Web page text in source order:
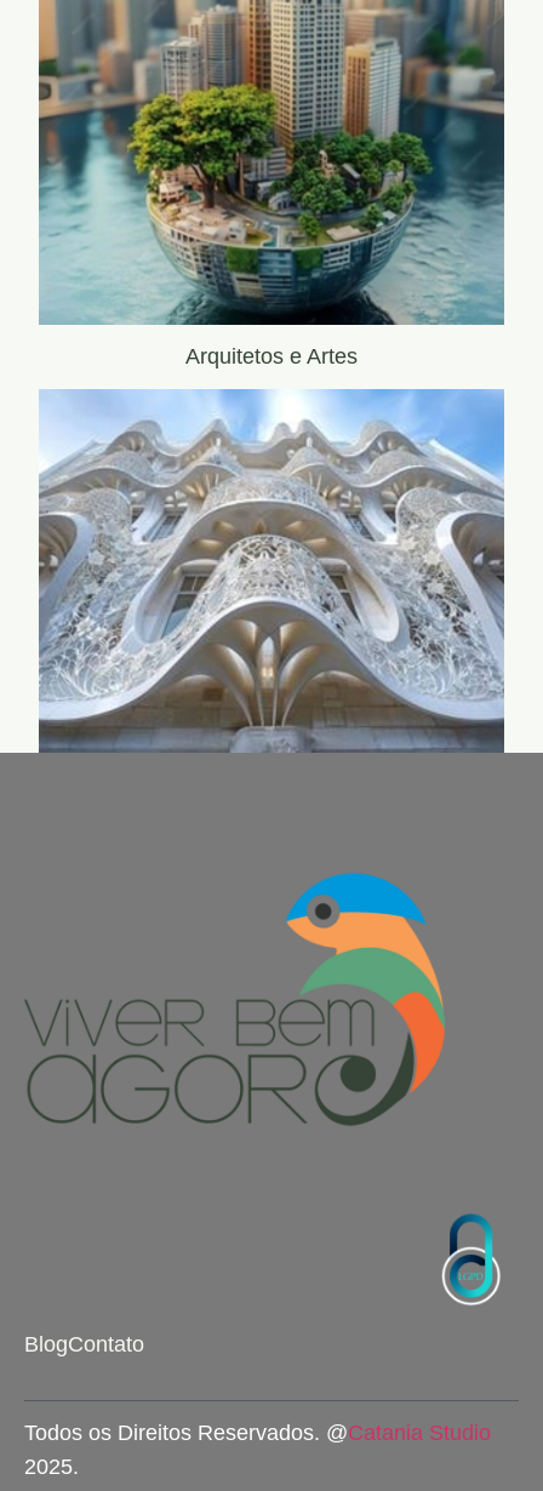
Arquitetos e Artes
BlogContato
Todos os Direitos Reservados. @Catania Studio
2025.